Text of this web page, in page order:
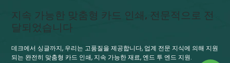
지속 가능한 맞춤형 카드 인쇄, 전문적으로 전
달되었습니다
데크에서 싱글까지, 우리는 고품질을 제공합니다, 업계 전문 지식에 의해 지원
되는 완전히 맞춤형 카드 인쇄, 지속 가능한 재료, 엔드 투 엔드 지원.